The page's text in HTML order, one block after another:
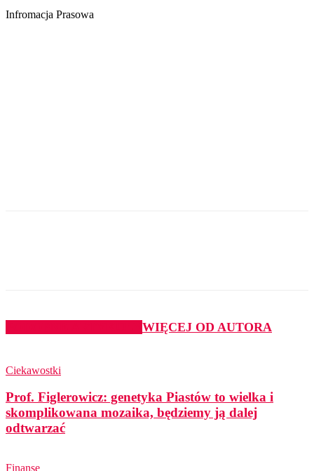
Infromacja Prasowa
WIĘCEJ OD AUTORA
Ciekawostki
Prof. Figlerowicz: genetyka Piastów to wielka i
skomplikowana mozaika, będziemy ją dalej
odtwarzać
Finanse